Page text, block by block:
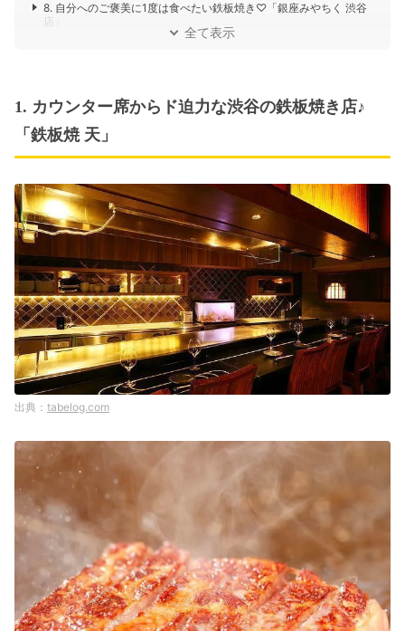
8. 自分へのご褒美に1度は食べたい鉄板焼き♡「銀座みやちく 渋谷
店」
全て表示
1. カウンター席からド迫力な渋谷の鉄板焼き店♪
「鉄板焼 天」
tabelog.com